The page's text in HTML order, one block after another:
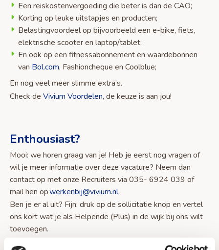
Een reiskostenvergoeding die beter is dan de CAO;
Korting op leuke uitstapjes en producten;
Belastingvoordeel op bijvoorbeeld een e-bike, fiets,
elektrische scooter en laptop/tablet;
En ook op een fitnessabonnement en waardebonnen
van Bol.com, Fashioncheque en Coolblue;
En nog veel meer slimme extra’s.
Check de Vivium Voordelen, de keuze is aan jou!
Enthousiast?
Mooi: we horen graag van je! Heb je eerst nog vragen of
wil je meer informatie over deze vacature? Neem dan
contact op met onze Recruiters via 035- 6924 039 of
mail hen opwerkenbij@vivium.nl.
Ben je er al uit? Fijn: druk op de sollicitatie knop en vertel
ons kort wat je als Helpende (Plus) in de wijk bij ons wilt
toevoegen.